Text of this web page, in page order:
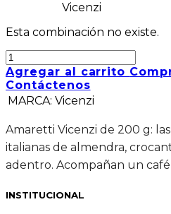
Vicenzi
Esta combinación no existe.
Agregar al carrito
Contáctenos
MARCA: Vicenzi
Amaretti Vicenzi de 200 g:
italianas de almendra,
adentro. Acompañan un
INSTITUCIONAL